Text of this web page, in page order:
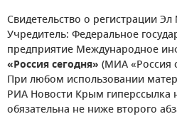
Свидетельство о регистрации
Учредитель: Федеральное
предприятие Международное
«Россия сегодня» (МИА «Россия
При любом использовании
РИА Новости Крым гиперссылка
обязательна не ниже второго